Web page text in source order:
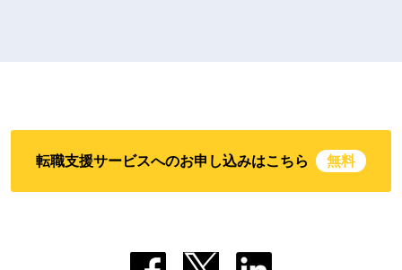
転職支援サービスへのお申し込みはこちら 無料